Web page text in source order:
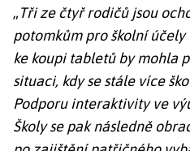
„Tři ze čtyř rodičů jsou
potomkům pro školní
ke koupi tabletů by mohla
situaci, kdy se stále více
Podporu interaktivity ve
Školy se pak následně